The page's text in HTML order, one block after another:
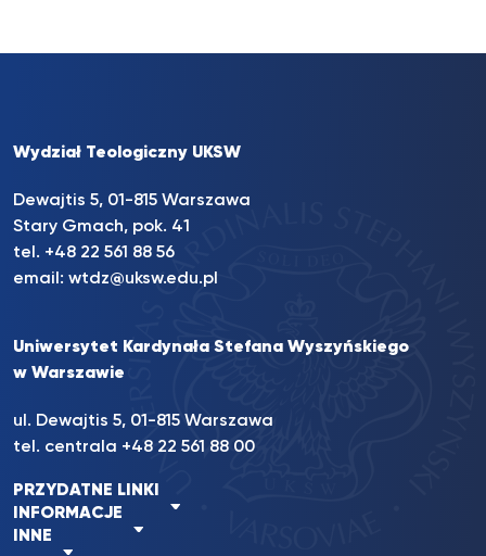
Wydział Teologiczny UKSW
Dewajtis 5, 01-815 Warszawa
Stary Gmach, pok. 41
tel. +48 22 561 88 56
email: wtdz@uksw.edu.pl
Uniwersytet Kardynała Stefana Wyszyńskiego
w Warszawie
ul. Dewajtis 5, 01-815 Warszawa
tel. centrala +48 22 561 88 00
PRZYDATNE LINKI
INFORMACJE
INNE